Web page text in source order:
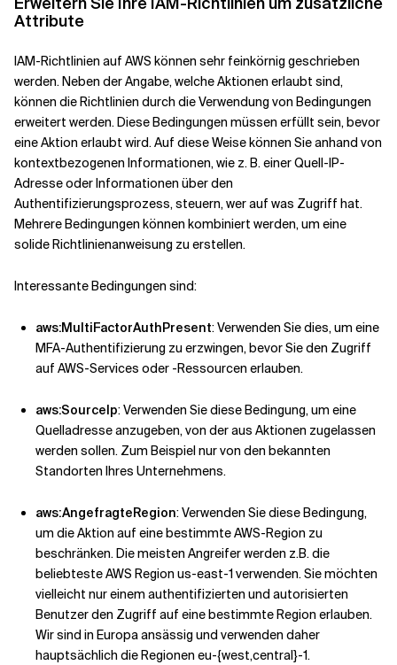
Attribute
IAM-Richtlinien auf AWS können sehr feinkörnig geschrieben
werden. Neben der Angabe, welche Aktionen erlaubt sind,
können die Richtlinien durch die Verwendung von Bedingungen
erweitert werden. Diese Bedingungen müssen erfüllt sein, bevor
eine Aktion erlaubt wird. Auf diese Weise können Sie anhand von
kontextbezogenen Informationen, wie z. B. einer Quell-IP-
Adresse oder Informationen über den
Authentifizierungsprozess, steuern, wer auf was Zugriff hat.
Mehrere Bedingungen können kombiniert werden, um eine
solide Richtlinienanweisung zu erstellen.
Interessante Bedingungen sind:
aws:MultiFactorAuthPresent: Verwenden Sie dies, um eine
MFA-Authentifizierung zu erzwingen, bevor Sie den Zugriff
auf AWS-Services oder -Ressourcen erlauben.
aws:SourceIp: Verwenden Sie diese Bedingung, um eine
Quelladresse anzugeben, von der aus Aktionen zugelassen
werden sollen. Zum Beispiel nur von den bekannten
Standorten Ihres Unternehmens.
aws:AngefragteRegion: Verwenden Sie diese Bedingung,
um die Aktion auf eine bestimmte AWS-Region zu
beschränken. Die meisten Angreifer werden z.B. die
beliebteste AWS Region us-east-1 verwenden. Sie möchten
vielleicht nur einem authentifizierten und autorisierten
Benutzer den Zugriff auf eine bestimmte Region erlauben.
Wir sind in Europa ansässig und verwenden daher
hauptsächlich die Regionen eu-{west,central}-1.